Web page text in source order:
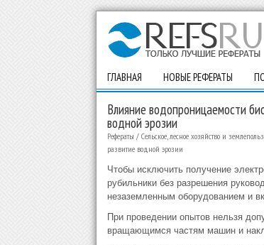
ГЛАВНАЯ НОВЫЕ РЕФЕРАТЫ
Влияние водопроницаемости
водной эрозии
Рефераты / Сельское, лесное хозяйство и
развитие водной эрозии
Чтобы исключить получение
рубильники без разрешения
незаземленным оборудованием и
При проведении опытов нельзя
вращающимся частям машин и